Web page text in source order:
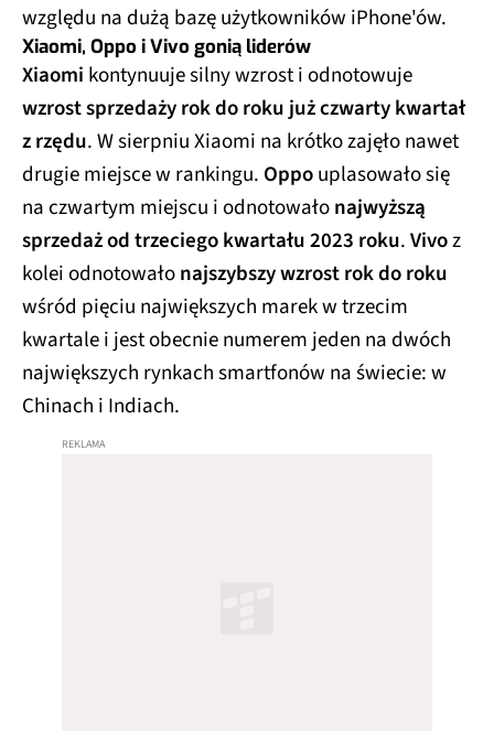
względu na dużą bazę użytkowników iPhone'ów.
Xiaomi, Oppo i Vivo gonią liderów
Xiaomi kontynuuje silny wzrost i odnotowuje
wzrost sprzedaży rok do roku już czwarty kwartał
z rzędu. W sierpniu Xiaomi na krótko zajęło nawet
drugie miejsce w rankingu. Oppouplasowało się
na czwartym miejscu i odnotowałonajwyższą
sprzedaż od trzeciego kwartału 2023 roku.Vivoz
kolei odnotowałonajszybszy wzrost rok do roku
wśród pięciu największych marek w trzecim
kwartale i jest obecnie numerem jeden na dwóch
największych rynkach smartfonów na świecie: w
Chinach i Indiach.